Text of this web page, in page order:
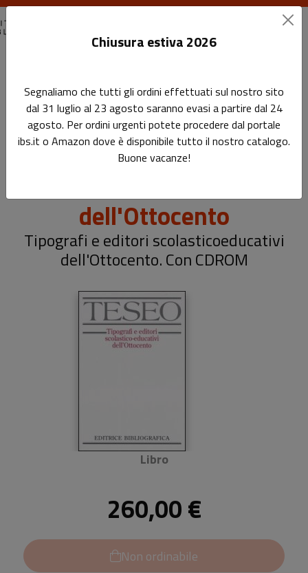
TESEO. Tipografi e editori scolastico-educativi
dell'Ottocento
TESEO. Tipografi e editori
dell'Ottocento
Tipografi e editori scolastico­educativi
dell'Ottocento. Con CD­ROM
Libro
260,00 €
Non ordinabile
Chiusura estiva 2026
Segnaliamo che tutti gli ordini effettuati sul nostro sito
dal 31 luglio al 23 agosto saranno evasi a partire dal 24
agosto. Per ordini urgenti potete procedere dal portale
ibs.it o Amazon dove è disponibile tutto il nostro catalogo.
Buone vacanze!